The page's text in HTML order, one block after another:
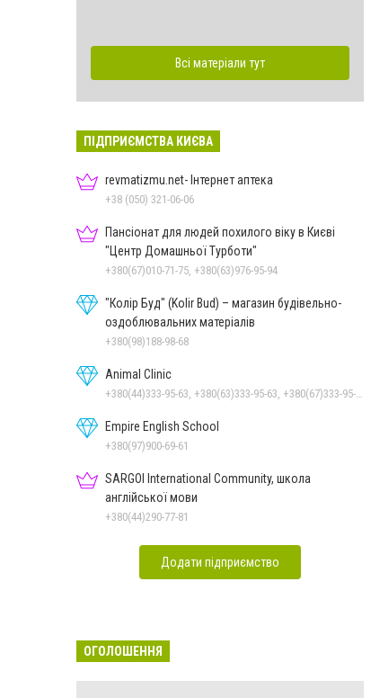
Всі матеріали тут
ПІДПРИЄМСТВА КИЄВА
revmatizmu.net- Інтернет аптека
+38 (050) 321-06-06
Пансіонат для людей похилого віку в Києві
"Центр Домашньої Турботи"
+380(67)010-71-75, +380(63)976-95-94
"Колір Буд" (Kolir Bud) – магазин будівельно-
оздоблювальних матеріалів
+380(98)188-98-68
Animal Clinic
Empire English School
+380(97)900-69-61
SARGOI International Community, школа
англійської мови
+380(44)290-77-81
Додати підприємство
ОГОЛОШЕННЯ